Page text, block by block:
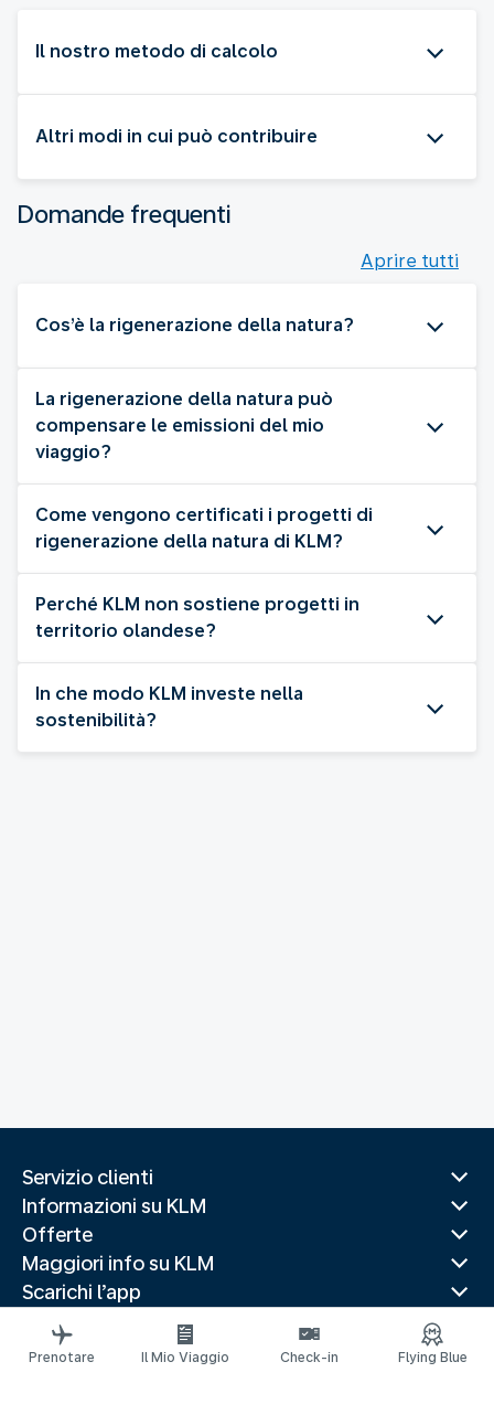
Il nostro metodo di calcolo
Altri modi in cui può contribuire
Domande frequenti
Aprire tutti
Cos’è la rigenerazione della natura?
La rigenerazione della natura può
compensare le emissioni del mio
viaggio?
Come vengono certificati i progetti di
rigenerazione della natura di KLM?
Perché KLM non sostiene progetti in
territorio olandese?
In che modo KLM investe nella
sostenibilità?
Servizio clienti
Informazioni su KLM
Offerte
Maggiori info su KLM
Scarichi l’app
Siti web correlati
Guide di viaggio
Prenotare Il Mio Viaggio Check-in Flying Blue